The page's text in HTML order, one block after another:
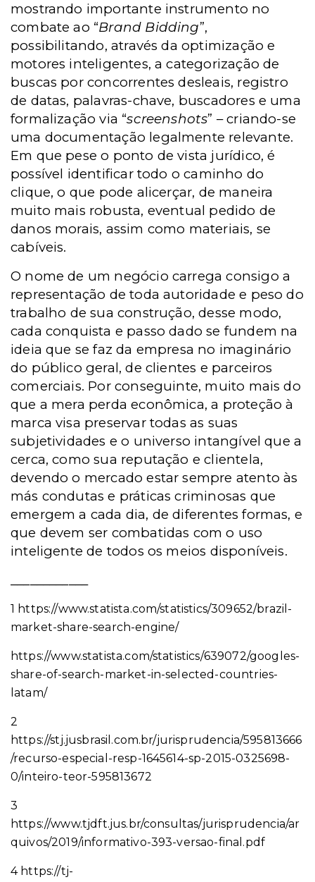
mostrando importante instrumento no
combate ao “Brand Bidding”,
possibilitando, através da optimização e
motores inteligentes, a categorização de
buscas por concorrentes desleais, registro
de datas, palavras-chave, buscadores e uma
formalização via “screenshots” – criando-se
uma documentação legalmente relevante.
Em que pese o ponto de vista jurídico, é
possível identificar todo o caminho do
clique, o que pode alicerçar, de maneira
muito mais robusta, eventual pedido de
danos morais, assim como materiais, se
cabíveis.
O nome de um negócio carrega consigo a
representação de toda autoridade e peso do
trabalho de sua construção, desse modo,
cada conquista e passo dado se fundem na
ideia que se faz da empresa no imaginário
do público geral, de clientes e parceiros
comerciais. Por conseguinte, muito mais do
que a mera perda econômica, a proteção à
marca visa preservar todas as suas
subjetividades e o universo intangível que a
cerca, como sua reputação e clientela,
devendo o mercado estar sempre atento às
más condutas e práticas criminosas que
emergem a cada dia, de diferentes formas, e
que devem ser combatidas com o uso
inteligente de todos os meios disponíveis.
1 https://www.statista.com/statistics/309652/brazil-
market-share-search-engine/
https://www.statista.com/statistics/639072/googles-
share-of-search-market-in-selected-countries-
latam/
2
https://stj.jusbrasil.com.br/jurisprudencia/595813666
/recurso-especial-resp-1645614-sp-2015-0325698-
0/inteiro-teor-595813672
3
https://www.tjdft.jus.br/consultas/jurisprudencia/ar
quivos/2019/informativo-393-versao-final.pdf
4 https://tj-